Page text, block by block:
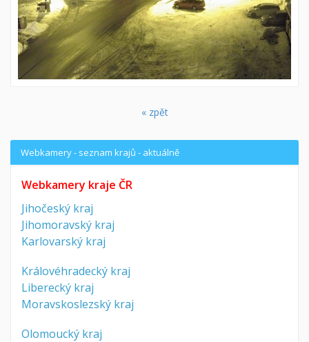
« zpět
Webkamery - seznam krajů - aktuálně
Webkamery kraje ČR
Jihočeský kraj
Jihomoravský kraj
Karlovarský kraj
Královéhradecký kraj
Liberecký kraj
Moravskoslezský kraj
Olomoucký kraj